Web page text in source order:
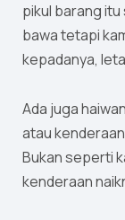
pikul barang
bawa tetapi
kepadanya,
Ada juga
atau
Bukan seperti
kenderaan